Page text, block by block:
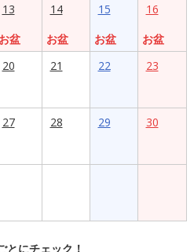
13
お盆
14
お盆
15
お盆
16
お盆
20 21 22 23
27 28 29 30
とにチェック！